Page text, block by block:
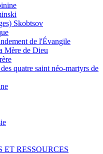
Skobtsov
de l'Évangile
Mère de Dieu
quatre saint néo-martyrs de
ET RESSOURCES